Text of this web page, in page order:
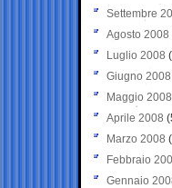
Settembre
Agosto 2008
Luglio 2008
Giugno 2008
Maggio 2008
Aprile 2008
Marzo 2008
Febbraio
Gennaio